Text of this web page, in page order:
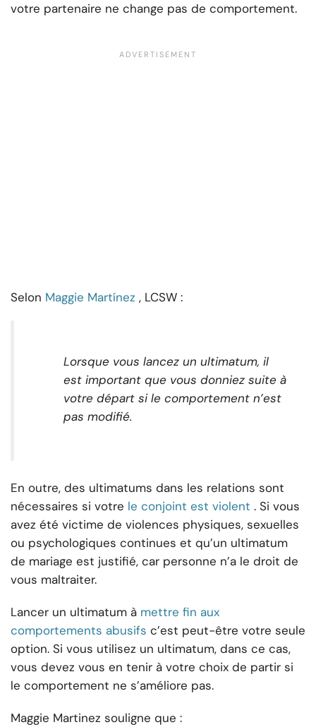
votre partenaire ne change pas de comportement.
Selon Maggie Martínez , LCSW :
Lorsque vous lancez un ultimatum, il
est important que vous donniez suite à
votre départ si le comportement n’est
pas modifié.
En outre, des ultimatums dans les relations sont
nécessaires si votre le conjoint est violent . Si vous
avez été victime de violences physiques, sexuelles
ou psychologiques continues et qu’un ultimatum
de mariage est justifié, car personne n’a le droit de
vous maltraiter.
Lancer un ultimatum à mettre fin aux
comportements abusifs c’est peut-être votre seule
option. Si vous utilisez un ultimatum, dans ce cas,
vous devez vous en tenir à votre choix de partir si
le comportement ne s’améliore pas.
Maggie Martinez souligne que :